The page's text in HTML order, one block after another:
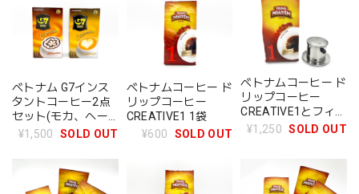
ベトナム G7インス
タントコーヒー2点
セット(モカ、ヘー
ゼルナッツ)
¥1,500 SOLD OUT
ベトナムコーヒー ド
リップコーヒー
CREATIVE1 1袋
¥600
SOLD OUT
ベトナムコーヒー ド
リップコーヒー
CREATIVE1とフィル
ター 2点セット
¥1,250 SOLD OUT